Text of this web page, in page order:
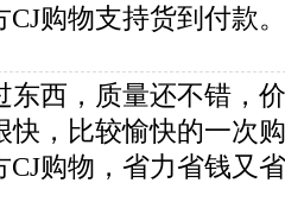
购物支持货到付款。
东西，质量还不错，
快，比较愉快的一次
购物，省力省钱又